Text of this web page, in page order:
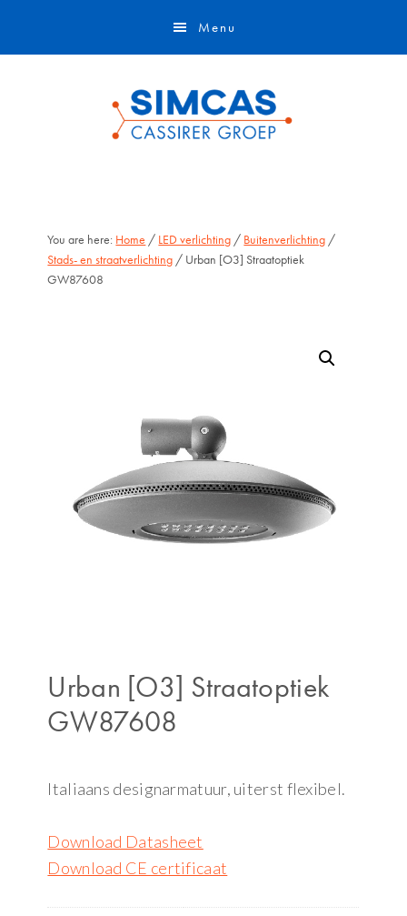
Menu
You are here: Home / LED verlichting / Buitenverlichting /
Stads- en straatverlichting / Urban [O3] Straatoptiek
GW87608
Urban [O3] Straatoptiek
GW87608
Italiaans designarmatuur, uiterst flexibel.
Download Datasheet
Download CE certificaat